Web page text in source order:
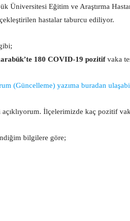
Üniversitesi Eğitim ve Araştırma
hastalar taburcu ediliyor.
180 COVID-19 pozitifvaka
(Güncelleme) yazıma buradan
İlçelerimizde kaç pozitif
bilgilere göre;